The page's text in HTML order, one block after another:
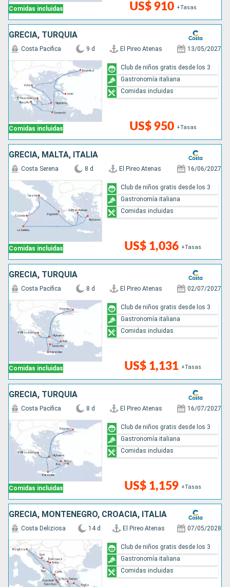
Comidas incluidas US$ 910 +Tasas
GRECIA, TURQUÍA
Comidas incluidas
Costa Pacifica 9 d El Pireo Atenas 13/05/2027
US$ 950 +Tasas
Club de niños gratis desde los 3
Gastronomía italiana
Comidas incluidas
GRECIA, MALTA, ITALIA
Comidas incluidas
Costa Serena 8 d El Pireo Atenas 16/06/2027
US$ 1,036 +Tasas
Club de niños gratis desde los 3
Gastronomía italiana
Comidas incluidas
GRECIA, TURQUÍA
Comidas incluidas
Costa Pacifica 8 d El Pireo Atenas 02/07/2027
US$ 1,131 +Tasas
Club de niños gratis desde los 3
Gastronomía italiana
Comidas incluidas
GRECIA, TURQUÍA
Comidas incluidas
Costa Pacifica 8 d El Pireo Atenas 16/07/2027
US$ 1,159 +Tasas
Club de niños gratis desde los 3
Gastronomía italiana
Comidas incluidas
GRECIA, MONTENEGRO, CROACIA, ITALIA
Costa Deliziosa 14 d El Pireo Atenas 07/05/2028
Club de niños gratis desde los 3
Gastronomía italiana
Comidas incluidas